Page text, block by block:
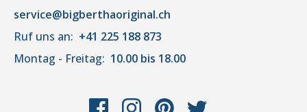
service@bigberthaoriginal.ch
Ruf uns an: +41 225 188 873
Montag - Freitag: 10.00 bis 18.00